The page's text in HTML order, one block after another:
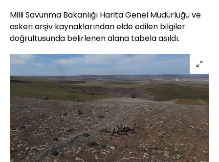
Milli Savunma Bakanlığı Harita Genel Müdürlüğü ve
askeri arşiv kaynaklarından elde edilen bilgiler
doğrultusunda belirlenen alana tabela asıldı.